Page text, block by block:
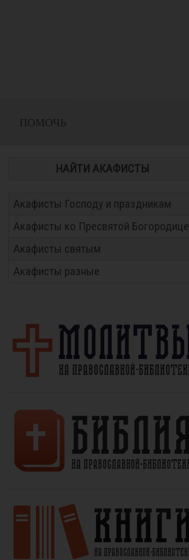
ПОМОЧЬ
НАЙТИ АКАФИСТЫ
Акафисты Господу и праздникам
Акафисты ко Пресвятой Богородице
Акафисты святым
Акафисты разные